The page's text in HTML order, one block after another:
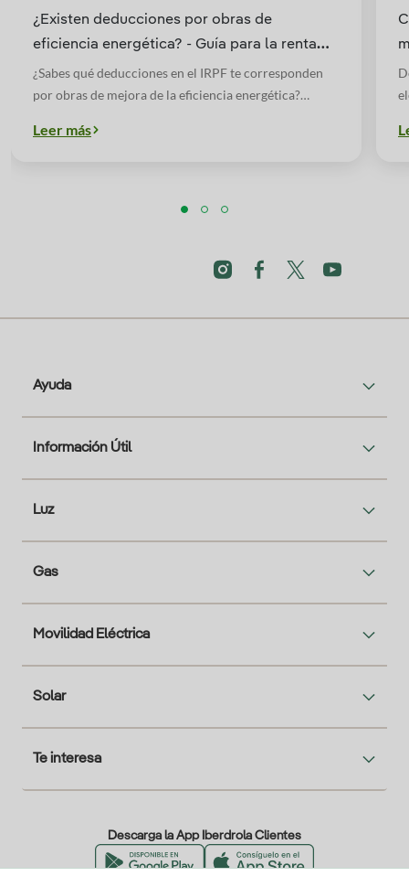
¿Existen deducciones por obras de
eficiencia energética? - Guía para la renta
2025 (ejercicio 2024)
¿Sabes qué deducciones en el IRPF te corresponden
por obras de mejora de la eficiencia energética?
puedes obtener la deducción?
Leer más
Ayuda
Información Útil
Luz
Gas
Movilidad Eléctrica
Solar
Te interesa
Descarga la App Iberdrola Clientes